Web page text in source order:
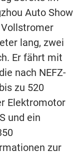
Auto Show
lang, zwei
Er fährt mit
nach NEFZ-
zu 520
Elektromotor
und ein
zur